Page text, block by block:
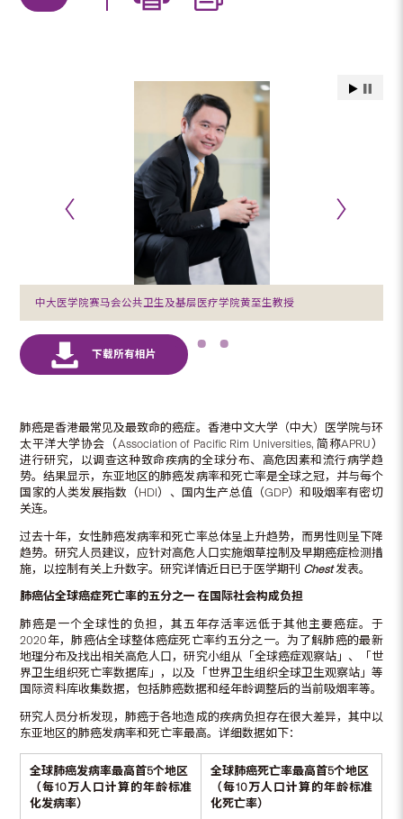
中大医学院赛马会公共卫生及基层医疗学院黄至生教授
肺癌是香港最常见及最致命的癌症。香港中文大学（中大）医学院与环
太平洋大学协会（Association of Pacific Rim Universities, 简称APRU）
进行研究，以调查这种致命疾病的全球分布、高危因素和流行病学趋
势。结果显示，东亚地区的肺癌发病率和死亡率是全球之冠，并与每个
国家的人类发展指数（HDI）、国内生产总值（GDP）和吸烟率有密切
关连。
过去十年，女性肺癌发病率和死亡率总体呈上升趋势，而男性则呈下降
趋势。研究人员建议，应针对高危人口实施烟草控制及早期癌症检测措
施，以控制有关上升数字。研究详情近日已于医学期刊 Chest发表。
肺癌佔全球癌症死亡率的五分之一 在国际社会构成负担
肺癌是一个全球性的负担，其五年存活率远低于其他主要癌症。于
2020年，肺癌佔全球整体癌症死亡率约五分之一。为了解肺癌的最新
地理分布及找出相关高危人口，研究小组从「全球癌症观察站」、「世
界卫生组织死亡率数据库」，以及「世界卫生组织全球卫生观察站」等
国际资料库收集数据，包括肺癌数据和经年龄调整后的当前吸烟率等。
研究人员分析发现，肺癌于各地造成的疾病负担存在很大差异，其中以
东亚地区的肺癌发病率和死亡率最高。详细数据如下：
全球肺癌发病率最高首5个地区
（每10万人口计算的年龄标准
化发病率）
全球肺癌死亡率最高首5个地区
（每10万人口计算的年龄标准
化死亡率）